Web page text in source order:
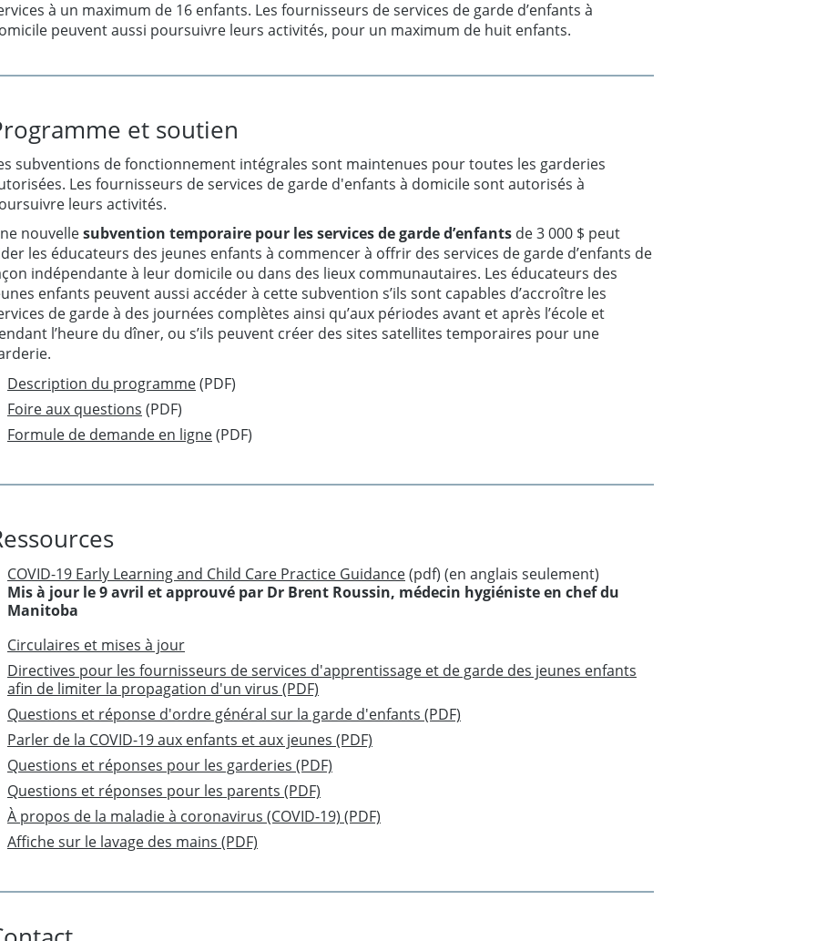
à un maximum de 16 enfants. Les fournisseurs de services de garde d’enfants à
peuvent aussi poursuivre leurs activités, pour un maximum de huit enfants.
et soutien
subventions de fonctionnement intégrales sont maintenues pour toutes les garderies
Les fournisseurs de services de garde d'enfants à domicile sont autorisés à
leurs activités.
nouvellesubvention temporaire pour les services de garde d’enfants de 3 000 $ peut
les éducateurs des jeunes enfants à commencer à offrir des services de garde d’enfants de
indépendante à leur domicile ou dans des lieux communautaires. Les éducateurs des
enfants peuvent aussi accéder à cette subvention s’ils sont capables d’accroître les
de garde à des journées complètes ainsi qu’aux périodes avant et après l’école et
l’heure du dîner, ou s’ils peuvent créer des sites satellites temporaires pour une
Description du programme(PDF)
Foire aux questions (PDF)
Formule de demande en ligne(PDF)
COVID-19 Early Learning and Child Care Practice Guidance(pdf) (en anglais seulement)
Mis à jour le 9 avril et approuvé par Dr Brent Roussin, médecin hygiéniste en chef du
Manitoba
Circulaires et mises à jour
Directives pour les fournisseurs de services d'apprentissage et de garde des jeunes enfants
afin de limiter la propagation d'un virus (PDF)
Questions et réponse d'ordre général sur la garde d'enfants (PDF)
Parler de la COVID-19 aux enfants et aux jeunes (PDF)
Questions et réponses pour les garderies (PDF)
Questions et réponses pour les parents (PDF)
À propos de la maladie à coronavirus (COVID-19) (PDF)
Affiche sur le lavage des mains (PDF)